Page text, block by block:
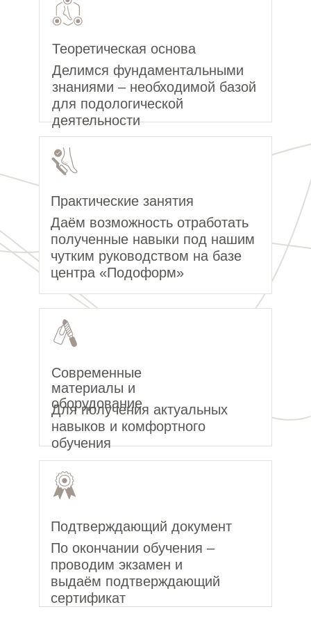
Теоретическая основа
Делимся фундаментальными
знаниями – необходимой базой
для подологической
деятельности
Практические занятия
Даём возможность отработать
полученные навыки под нашим
чутким руководством на базе
центра «Подоформ»
Современные
материалы и
оборудование
Для получения актуальных
навыков и комфортного
обучения
Подтверждающий документ
По окончании обучения –
проводим экзамен и
выдаём подтверждающий
сертификат